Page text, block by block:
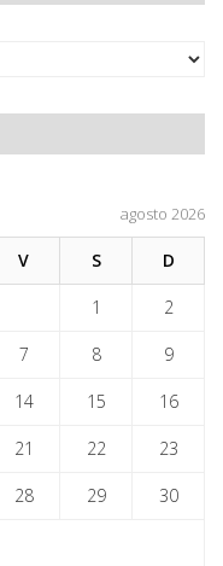
agosto 2026
V S D
1 2
7 8 9
14 15 16
21 22 23
28 29 30